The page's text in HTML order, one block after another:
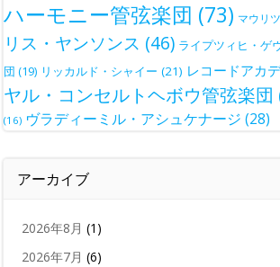
ハーモニー管弦楽団 (73) マウリ
リス・ヤンソンス (46) ライプツィヒ・ゲ
団 (19) リッカルド・シャイー (21) レコードアカ
ヤル・コンセルトヘボウ管弦楽団
(16) ヴラディーミル・アシュケナージ (28)
アーカイブ
2026年8月 (1)
2026年7月 (6)